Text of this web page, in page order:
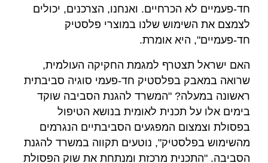
חד-פעמיים לא הכרחיים. ואנחנו, הצרכנים, יכולים
לצמצם את השימוש שלנו במוצרי פלסטיק
חד-פעמיים", היא אומרת.
האם ישראל תצטרף למגמת החקיקה העולמית,
שרואה במאבק בפלסטיק חד-פעמי סוגיה סביבתית
ראשונה במעלה? "המשרד להגנת הסביבה שוקד
בימים אלו על תכנית לאומית בנושא הטיפול
בפסולת וצמצום המפגעים הסביבתיים הנגרמים
מהשימוש בפלסטיק", נוטעים תקווה במשרד להגנת
הסביבה. "התכנית מרכזת ומנתחת את שוק הפסולת